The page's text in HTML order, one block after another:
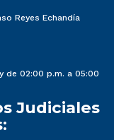
Reyes Echandía
de 02:00 p.m. a 05:00
Judiciales